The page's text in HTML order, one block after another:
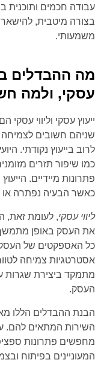
עבודה חכמים ותוכנית
בצורה מיטבית, להישאר
משמעותי.
מה ההבדלים
עסקי, ולמה
ייעוץ עסקי וליווי
שניהם חשובים
לרוב בייעוץ נקודתי.
כמו שיפור תזרים
פתרונות מיידיים.
כאשר הבעיה נפתרה
ליווי עסקי, לעומת זאת,
את העסק באופן
כל האספקטים של העסק,
אסטרטגיות צמיחה
מתמקד ביצירת שגרות
העסק.
הבנת ההבדלים הללו
השירות המתאים להם.
מחפשים פתרונות
המעוניינים בפיתוח